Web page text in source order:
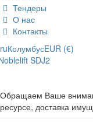
Тендеры
О нас
Контакты
ruКолумбусEUR (€)
SDJ2
Обращаем Ваше
ресурсе, доставка